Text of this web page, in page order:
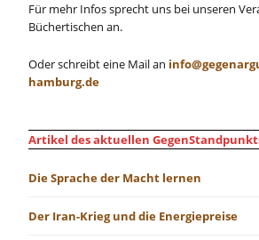
Für mehr Infos sprecht uns bei unseren
Büchertischen an.
Oder schreibt eine Mail an
hamburg.de
Artikel des aktuellen
Die Sprache der Macht lernen
Der Iran-Krieg und die Energiepreise